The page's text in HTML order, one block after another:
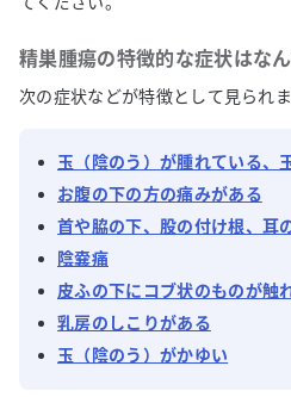
精巣腫瘍の特徴的な症状はな
次の症状などが特徴として見られ
玉（陰のう）が腫れている、
お腹の下の方の痛みがある
首や脇の下、股の付け根、耳
陰嚢痛
皮ふの下にコブ状のものが触
乳房のしこりがある
玉（陰のう）がかゆい